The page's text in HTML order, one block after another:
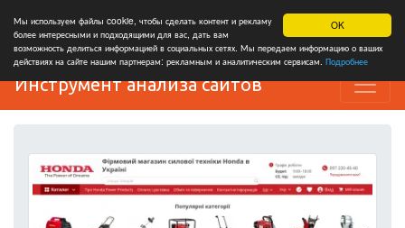
OK
Мы используем файлы cookie, чтобы сделать контент и рекламу
более интересными и подходящими для вас, дать вам
возможность делиться информацией в социальных сетях. Мы передаем информацию о ваших
действиях на сайте нашим партнерам: рекламным и аналитическим сервисам. Подробнее
Инструмент анализа сайтов